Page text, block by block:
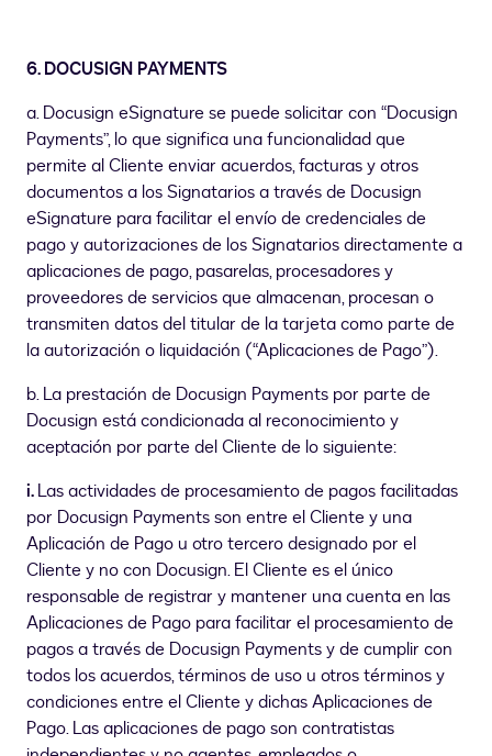
6. DOCUSIGN PAYMENTS
a. Docusign eSignature se puede solicitar con “Docusign
Payments”, lo que significa una funcionalidad que
permite al Cliente enviar acuerdos, facturas y otros
documentos a los Signatarios a través de Docusign
eSignature para facilitar el envío de credenciales de
pago y autorizaciones de los Signatarios directamente a
aplicaciones de pago, pasarelas, procesadores y
proveedores de servicios que almacenan, procesan o
transmiten datos del titular de la tarjeta como parte de
la autorización o liquidación (“Aplicaciones de Pago”).
b. La prestación de Docusign Payments por parte de
Docusign está condicionada al reconocimiento y
aceptación por parte del Cliente de lo siguiente:
i.Las actividades de procesamiento de pagos facilitadas
por Docusign Payments son entre el Cliente y una
Aplicación de Pago u otro tercero designado por el
Cliente y no con Docusign. El Cliente es el único
responsable de registrar y mantener una cuenta en las
Aplicaciones de Pago para facilitar el procesamiento de
pagos a través de Docusign Payments y de cumplir con
todos los acuerdos, términos de uso u otros términos y
condiciones entre el Cliente y dichas Aplicaciones de
Pago. Las aplicaciones de pago son contratistas